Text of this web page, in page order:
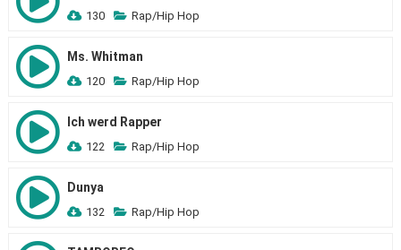
130 Rap/Hip Hop
Ms. Whitman
120 Rap/Hip Hop
Ich werd Rapper
122 Rap/Hip Hop
Dunya
132 Rap/Hip Hop